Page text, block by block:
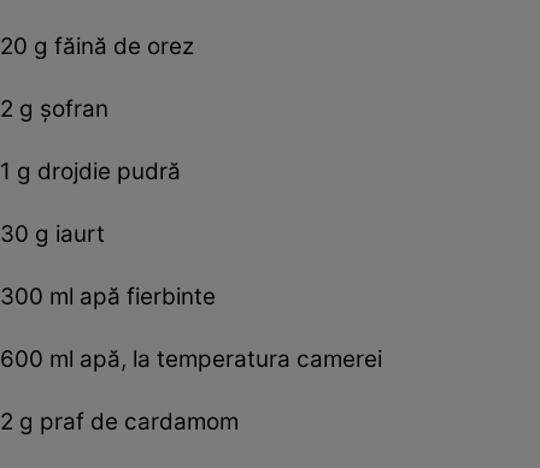
20 g făină de orez
2 g șofran
1 g drojdie pudră
30 g iaurt
300 ml apă fierbinte
600 ml apă, la temperatura camerei
2 g praf de cardamom